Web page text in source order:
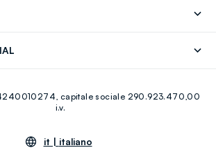
Linkedin
capitale sociale 290.923.470,00
i.v.
it | italiano